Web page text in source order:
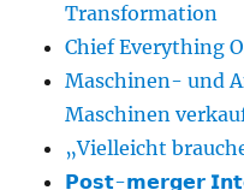
Transformation
Chief Everything
Maschinen- und
Maschinen
„Vielleicht
𝗣𝗼𝘀𝘁-𝗺𝗲𝗿𝗴𝗲𝗿